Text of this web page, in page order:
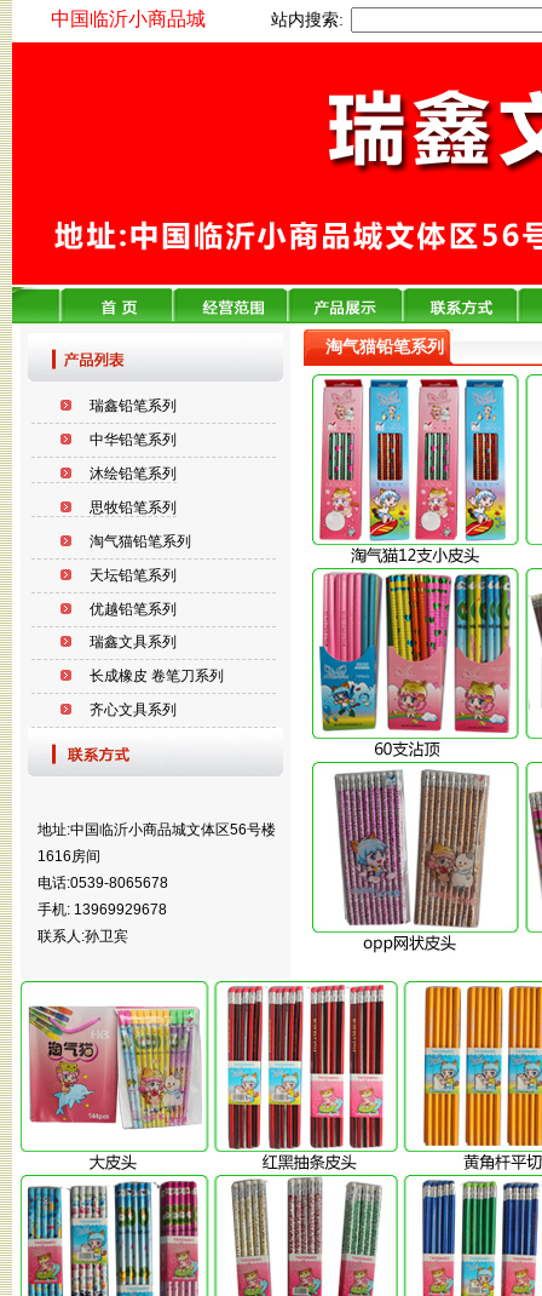
中国临沂小商品城 站内搜索:
瑞鑫铅笔系列
中华铅笔系列
沐绘铅笔系列
思牧铅笔系列
淘气猫铅笔系列
天坛铅笔系列
优越铅笔系列
瑞鑫文具系列
长成橡皮 卷笔刀系列
齐心文具系列
地址:中国临沂小商品城文体区56号楼
1616房间
电话:0539-8065678
手机: 13969929678
联系人:孙卫宾
淘气猫铅笔系列